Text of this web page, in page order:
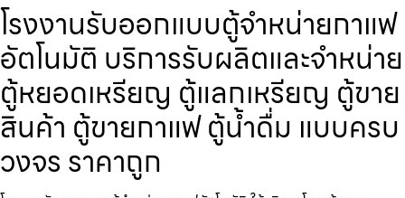
โรงงานรับออกแบบตู้จำหน่ายกาแฟ​
อัตโนมัติ บริการรับผลิตและจำหน่าย
ตู้หยอดเหรียญ ตู้แลกเหรียญ ตู้ขาย
สินค้า ตู้ขายกาแฟ ตู้น้ำดื่ม แบบครบ
วงจร ราคาถูก